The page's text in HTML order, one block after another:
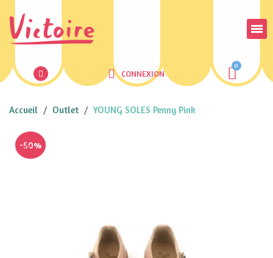
CONNEXION
Accueil Outlet YOUNG SOLES Penny Pink
-50%